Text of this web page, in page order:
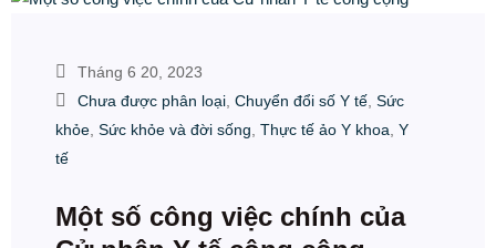
Tháng 6 20, 2023
Chưa được phân loại Chuyển đổi số Y tế Sức
khỏe Sức khỏe và đời sống Thực tế ảo Y khoa Y
tế
Một số công việc chính của